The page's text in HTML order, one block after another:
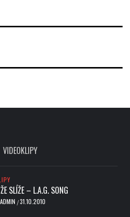
VIDEOKLIPY
SLÍŽE – L.A.G. SONG
ADMIN /31.10.2010